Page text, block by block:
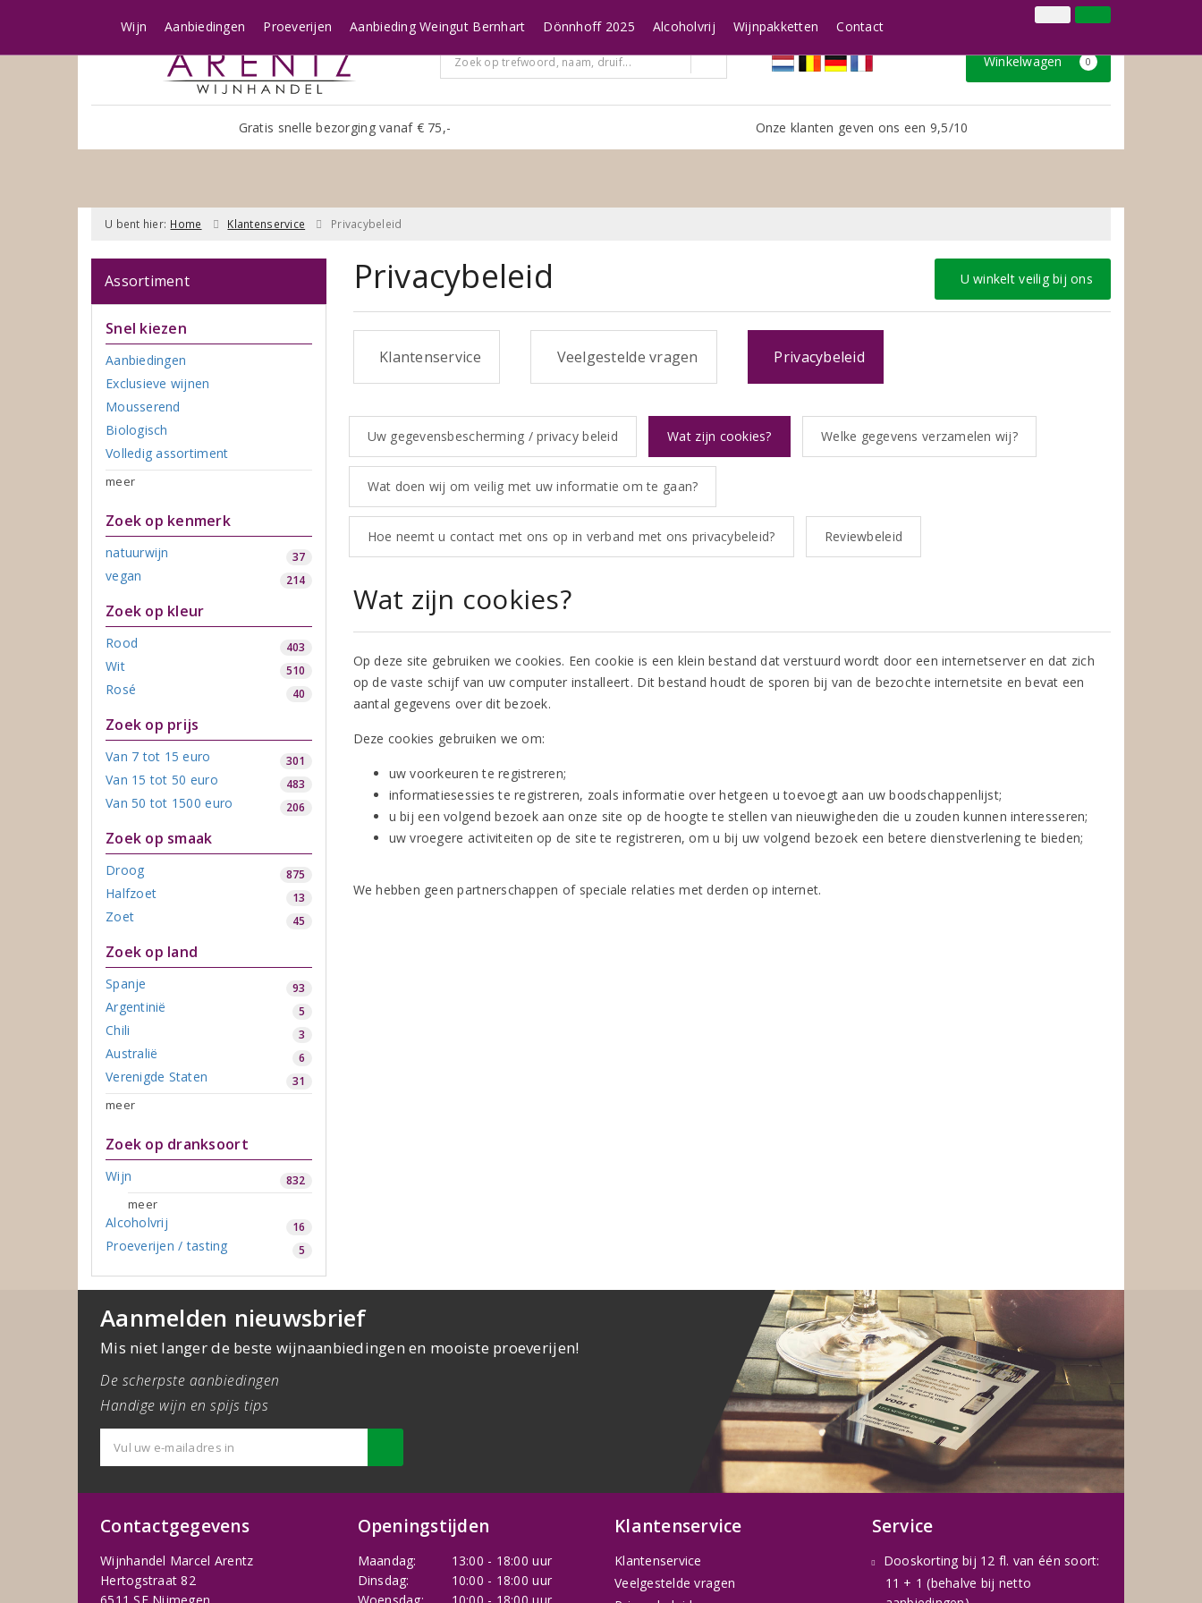
Klantenservice
Winkelwagen 0
Gratis snelle bezorging vanaf € 75,- Onze klanten geven ons een 9,5/10
Wijn Aanbiedingen Proeverijen Aanbieding Weingut Bernhart Dönnhoff 2025 Alcoholvrij Wijnpakketten Contact
U bent hier: Home Klantenservice Privacybeleid
Assortiment
Snel kiezen
Aanbiedingen
Exclusieve wijnen
Mousserend
Biologisch
Volledig assortiment
meer
Zoek op kenmerk
natuurwijn 37
vegan 214
Zoek op kleur
Rood 403
Wit 510
Rosé 40
Zoek op prijs
Van 7 tot 15 euro 301
Van 15 tot 50 euro 483
Van 50 tot 1500 euro 206
Zoek op smaak
Droog 875
Halfzoet 13
Zoet 45
Zoek op land
Spanje 93
Argentinië 5
Chili 3
Australië 6
Verenigde Staten 31
meer
Zoek op dranksoort
Wijn 832
meer
Alcoholvrij 16
Proeverijen / tasting 5
U winkelt veilig bij ons
Privacybeleid
Klantenservice Veelgestelde vragen Privacybeleid
Uw gegevensbescherming / privacy beleid Wat zijn cookies? Welke gegevens verzamelen wij?
Wat doen wij om veilig met uw informatie om te gaan?
Hoe neemt u contact met ons op in verband met ons privacybeleid? Reviewbeleid
Wat zijn cookies?
Op deze site gebruiken we cookies. Een cookie is een klein bestand dat verstuurd wordt door een internetserver en dat zich
op de vaste schijf van uw computer installeert. Dit bestand houdt de sporen bij van de bezochte internetsite en bevat een
aantal gegevens over dit bezoek.
Deze cookies gebruiken we om:
uw voorkeuren te registreren;
informatiesessies te registreren, zoals informatie over hetgeen u toevoegt aan uw boodschappenlijst;
u bij een volgend bezoek aan onze site op de hoogte te stellen van nieuwigheden die u zouden kunnen interesseren;
uw vroegere activiteiten op de site te registreren, om u bij uw volgend bezoek een betere dienstverlening te bieden;
We hebben geen partnerschappen of speciale relaties met derden op internet.
Aanmelden nieuwsbrief
Mis niet langer de beste wijnaanbiedingen en mooiste proeverijen!
De scherpste aanbiedingen
Handige wijn en spijs tips
Contactgegevens
Wijnhandel Marcel Arentz
Hertogstraat 82
Openingstijden
Maandag:
13:00 - 18:00 uur
Dinsdag:
10:00 - 18:00 uur
Klantenservice
Klantenservice
Veelgestelde vragen
Service
Dooskorting bij 12 fl. van één soort:
11 + 1 (behalve bij netto